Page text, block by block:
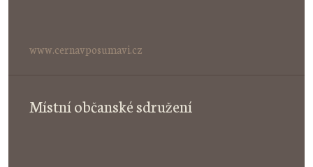
www.cernavposumavi.cz
Místní občanské sdružení